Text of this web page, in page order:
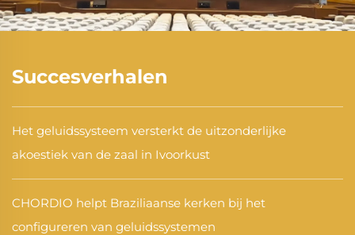
Succesverhalen
Het geluidssysteem versterkt de uitzonderlijke
akoestiek van de zaal in Ivoorkust
CHORDIO helpt Braziliaanse kerken bij het
configureren van geluidssystemen